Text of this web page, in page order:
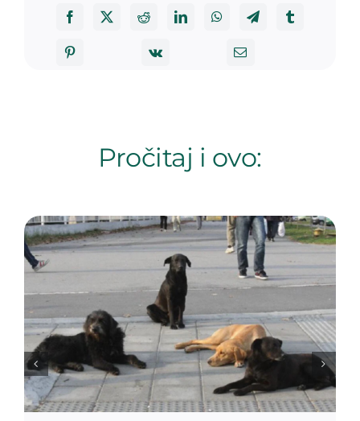
Pročitaj i ovo: